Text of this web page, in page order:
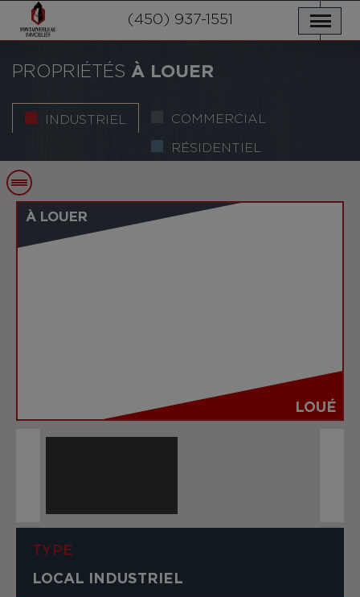
SERVICES
NOUVELLES
NOUS JOINDRE
POLITIQUE DE CONFIDENTIALITÉ
(450) 937-1551
PROPRIÉTÉS À LOUER
INDUSTRIEL COMMERCIAL
RÉSIDENTIEL
À LOUER
LOUÉ
TYPE
LOCAL INDUSTRIEL